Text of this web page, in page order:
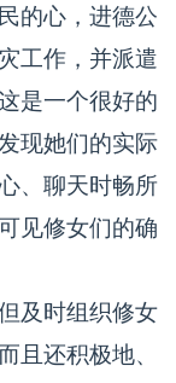
的心，进德公
工作，并派遣
是一个很好的
现她们的实际
、聊天时畅所
见修女们的确
及时组织修女
且还积极地、